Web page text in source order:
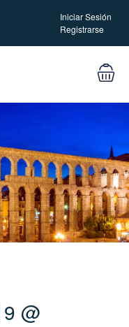
Iniciar Sesión
Registrarse
@